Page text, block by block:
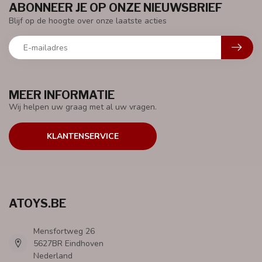
MEER INFORMATIE
Wij helpen uw graag met al uw vragen.
KLANTENSERVICE
ABONNEER JE OP ONZE NIEUWSBRIEF
Blijf op de hoogte over onze laatste acties
ATOYS.BE
Mensfortweg 26
5627BR Eindhoven
Nederland